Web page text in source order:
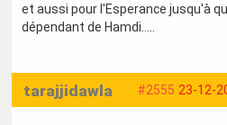
et aussi pour l'Esperance jusqu'à
dépendant de Hamdi.....
#2555 23-12-
tarajjidawla